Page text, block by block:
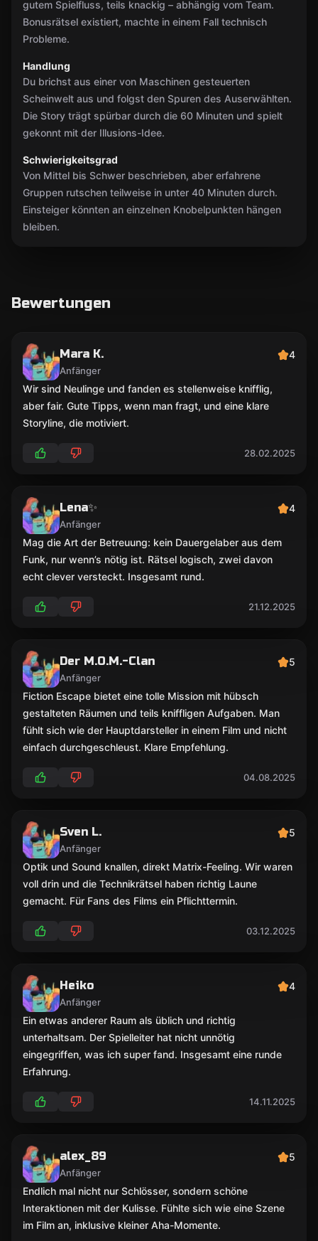
gutem Spielfluss, teils knackig – abhängig vom Team.
Bonusrätsel existiert, machte in einem Fall technisch
Probleme.
Handlung
Du brichst aus einer von Maschinen gesteuerten
Scheinwelt aus und folgst den Spuren des Auserwählten.
Die Story trägt spürbar durch die 60 Minuten und spielt
gekonnt mit der Illusions-Idee.
Schwierigkeitsgrad
Von Mittel bis Schwer beschrieben, aber erfahrene
Gruppen rutschen teilweise in unter 40 Minuten durch.
Einsteiger könnten an einzelnen Knobelpunkten hängen
bleiben.
Bewertungen
Mara K.
Anfänger
4
Wir sind Neulinge und fanden es stellenweise knifflig,
aber fair. Gute Tipps, wenn man fragt, und eine klare
Storyline, die motiviert.
28.02.2025
Lena✨
Anfänger
4
Mag die Art der Betreuung: kein Dauergelaber aus dem
Funk, nur wenn’s nötig ist. Rätsel logisch, zwei davon
echt clever versteckt. Insgesamt rund.
21.12.2025
Der M.O.M.-Clan
Anfänger
5
Fiction Escape bietet eine tolle Mission mit hübsch
gestalteten Räumen und teils kniffligen Aufgaben. Man
fühlt sich wie der Hauptdarsteller in einem Film und nicht
einfach durchgeschleust. Klare Empfehlung.
04.08.2025
Sven L.
Anfänger
5
Optik und Sound knallen, direkt Matrix-Feeling. Wir waren
voll drin und die Technikrätsel haben richtig Laune
gemacht. Für Fans des Films ein Pflichttermin.
03.12.2025
Heiko
Anfänger
4
Ein etwas anderer Raum als üblich und richtig
unterhaltsam. Der Spielleiter hat nicht unnötig
eingegriffen, was ich super fand. Insgesamt eine runde
Erfahrung.
14.11.2025
alex_89
Anfänger
5
Endlich mal nicht nur Schlösser, sondern schöne
Interaktionen mit der Kulisse. Fühlte sich wie eine Szene
im Film an, inklusive kleiner Aha-Momente.